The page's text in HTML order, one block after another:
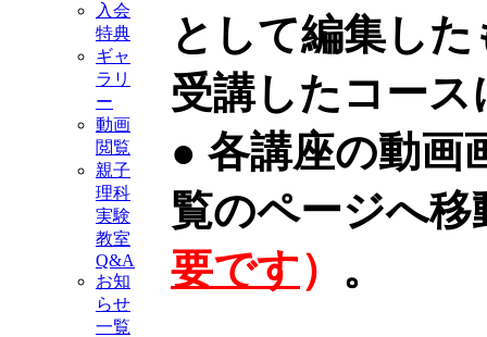
入会
特典
ギャ
ラリ
ー
動画
閲覧
親子
理科
実験
教室
Q&A
お知
らせ
一覧
として編集し
受講したコー
● 各講座の動画
覧のページへ移
要です） 。